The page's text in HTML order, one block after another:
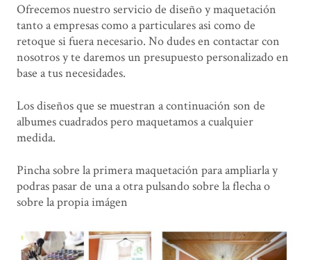
Ofrecemos nuestro servicio de diseño y maquetación
tanto a empresas como a particulares asi como de
retoque si fuera necesario. No dudes en contactar con
nosotros y te daremos un presupuesto personalizado en
base a tus necesidades.
Los diseños que se muestran a continuación son de
albumes cuadrados pero maquetamos a cualquier
medida.
Pincha sobre la primera maquetación para ampliarla y
podras pasar de una a otra pulsando sobre la flecha o
sobre la propia imágen